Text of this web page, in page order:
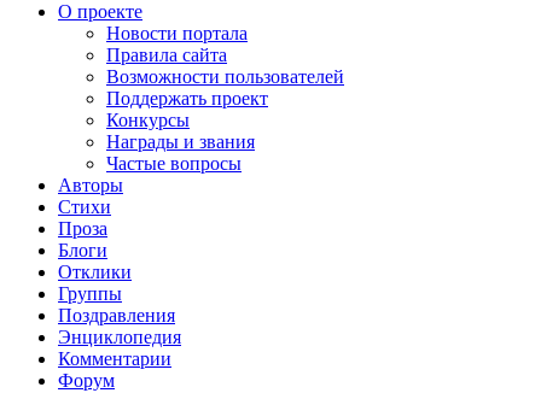
О проекте
Новости портала
Правила сайта
Возможности пользователей
Поддержать проект
Конкурсы
Награды и звания
Частые вопросы
Авторы
Стихи
Проза
Блоги
Отклики
Группы
Поздравления
Энциклопедия
Комментарии
Форум